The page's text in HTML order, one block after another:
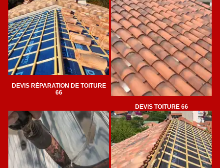
DEVIS RÉPARATION DE TOITURE
66
DEVIS TOITURE 66